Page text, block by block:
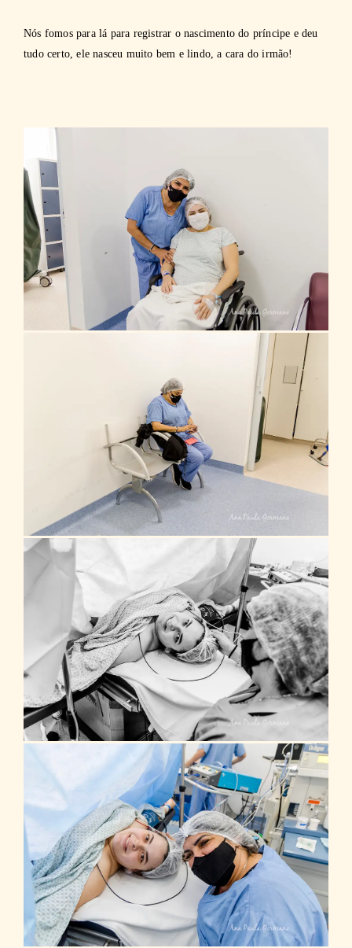
Nós fomos para lá para registrar o nascimento do príncipe e deu
tudo certo, ele nasceu muito bem e lindo, a cara do irmão!